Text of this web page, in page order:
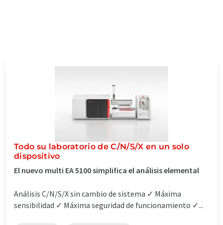
Todo su laboratorio de C/N/S/X en un solo
dispositivo
El nuevo multi EA 5100 simplifica el análisis elemental
Análisis C/N/S/X sin cambio de sistema ✓ Máxima
sensibilidad ✓ Máxima seguridad de funcionamiento ✓...